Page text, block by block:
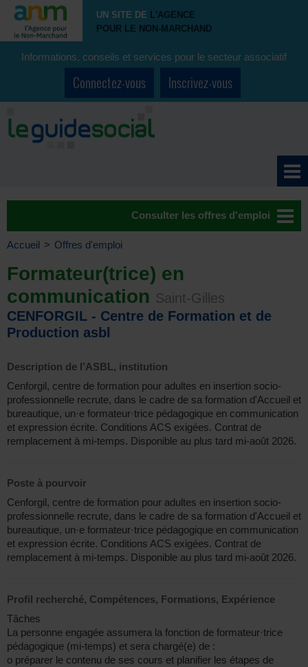
UN SITE DE L'AGENCE
POUR LE NON-MARCHAND
Informations, conseils et services pour le secteur associatif
Connectez-vous Inscrivez-vous
Consulter les offres d'emploi
Accueil > Offres d'emploi
Formateur(trice) en
communication Saint-Gilles
CENFORGIL - Centre de Formation et de
Production asbl
Description de l’ASBL, institution
Cenforgil, centre de formation pour adultes en insertion socio-
professionnelle recrute, dans le cadre de sa formation d'Accueil et
bureautique, un·e formateur·trice pédagogique en communication
et expression écrite. Conditions ACS exigées. Contrat de
remplacement à mi-temps. Disponible au plus tard mi-août 2026.
Poste à pourvoir
Cenforgil, centre de formation pour adultes en insertion socio-
professionnelle recrute, dans le cadre de sa formation d'Accueil et
bureautique, un·e formateur·trice pédagogique en communication
et expression écrite. Conditions ACS exigées. Contrat de
remplacement à mi-temps. Disponible au plus tard mi-août 2026.
Profil recherché, Compétences, Formations, Expérience
Tâches
La personne engagée assumera la fonction de formateur·trice
pédagogique (mi-temps) et sera chargé(e) de :
o préparer le contenu de ses cours et planifier les étapes de